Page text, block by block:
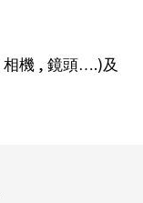
相機 , 鏡頭….)及